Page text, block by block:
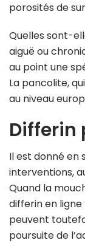
porosités de
Quelles sont-
aiguë ou
au point une
La pancolite,
au niveau
Differin
Il est donné en
interventions,
Quand la
differin en
peuvent
poursuite de